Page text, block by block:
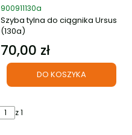
Kod produktu
900911130a
Szyba tylna do ciągnika Ursus
(130a)
Cena
70,00 zł
DO KOSZYKA
z 1